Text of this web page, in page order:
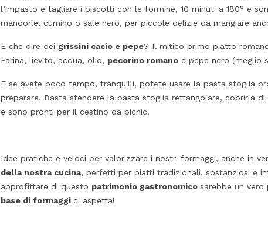
l’impasto e tagliare i biscotti con le formine, 10 minuti a 180° e
mandorle, cumino o sale nero, per piccole delizie da mangiare
E che dire dei grissini cacio e pepe? Il mitico primo piatto
Farina, lievito, acqua, olio, pecorino romanoe pepe nero (meglio
E se avete poco tempo, tranquilli, potete usare la pasta sfoglia
preparare. Basta stendere la pasta sfoglia rettangolare, coprirla
e sono pronti per il cestino da picnic.
Idee pratiche e veloci per valorizzare i nostri formaggi, anche in
della nostra cucina, perfetti per piatti tradizionali, sostanziosi e
approfittare di questo patrimonio gastronomico sarebbe un
base di formaggi ci aspetta!